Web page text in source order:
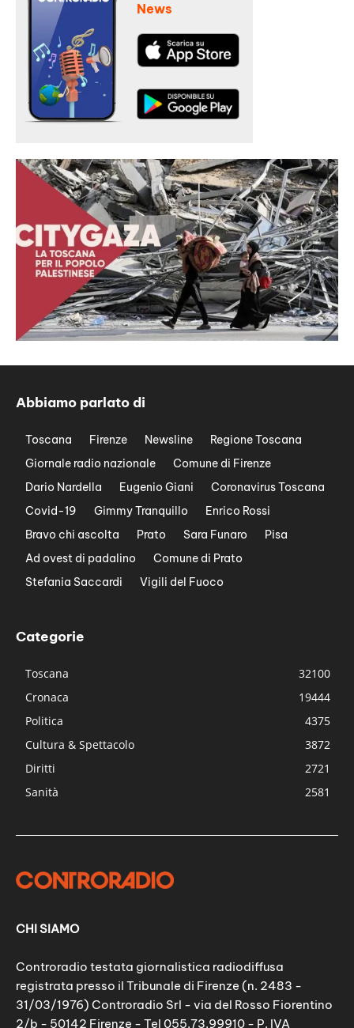
News
Abbiamo parlato di
Toscana Firenze Newsline
Regione Toscana
Giornale radio nazionale
Comune di Firenze
Dario Nardella
Eugenio Giani
Coronavirus Toscana
Covid-19
Gimmy Tranquillo
Enrico Rossi
Bravo chi ascolta
Prato Sara Funaro
Pisa
Ad ovest di padalino
Comune di Prato
Stefania Saccardi
Vigili del Fuoco
Categorie
Toscana
32100
Cronaca
19444
Politica
4375
Cultura & Spettacolo
3872
Diritti
2721
Sanità
2581
CHI SIAMO
Controradio testata giornalistica radiodiffusa
registrata presso il Tribunale di Firenze (n. 2483 -
31/03/1976) Controradio Srl - via del Rosso Fiorentino
2/b - 50142 Firenze - Tel 055.73.99910 - P. IVA